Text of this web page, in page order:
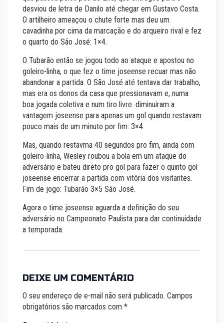
desviou de letra de Danilo até chegar em Gustavo Costa.
O artilheiro ameaçou o chute forte mas deu um
cavadinha por cima da marcação e do arqueiro rival e fez
o quarto do São José: 1×4.
O Tubarão então se jogou todo ao ataque e apostou no
goleiro-linha, o que fez o time joseense recuar mas não
abandonar a partida. O São José até tentava dar trabalho,
mas era os donos da casa que pressionavam e, numa
boa jogada coletiva e num tiro livre. diminuiram a
vantagem joseense para apenas um gol quando restavam
pouco mais de um minuto por fim: 3×4.
Mas, quando restavma 40 segundos pro fim, ainda com
goleiro-linha, Wesley roubou a bola em um ataque do
adversário e bateu direto pro gol para fazer o quinto gol
joseense encerrar a partida com vitória dos visitantes.
Fim de jogo: Tubarão 3×5 São José.
Agora o time joseense aguarda a definição do seu
adversário no Campeonato Paulista para dar continuidade
a temporada.
DEIXE UM COMENTÁRIO
O seu endereço de e-mail não será publicado. Campos
obrigatórios são marcados com *